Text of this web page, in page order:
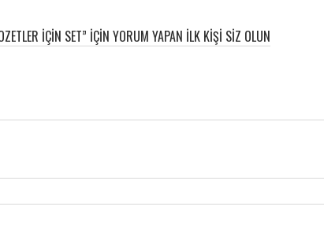
İÇİN SET” IÇIN YORUM YAPAN ILK KIŞI SIZ OLUN